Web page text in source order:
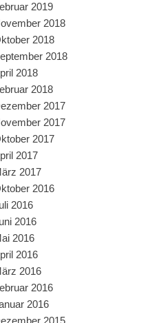
2019
2018
2018
2018
2018
2018
2017
2017
2017
2017
2017
2016
2016
2016
2016
2016
2016
2016
2016
2015